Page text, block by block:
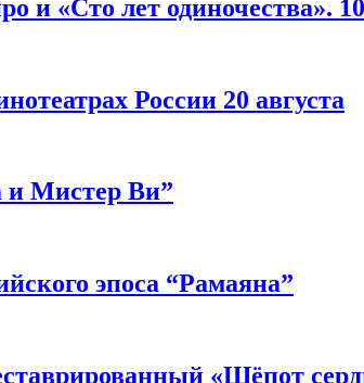
и «Сто лет одиночества».
России 20 августа
и Мистер Ви”
эпоса “Рамаяна”
«Шёпот